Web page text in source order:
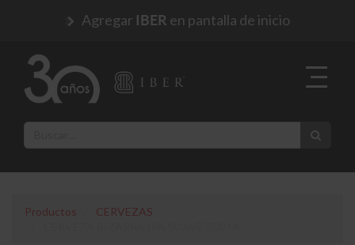
Agregar IBER en pantalla de inicio
Productos
CERVEZAS